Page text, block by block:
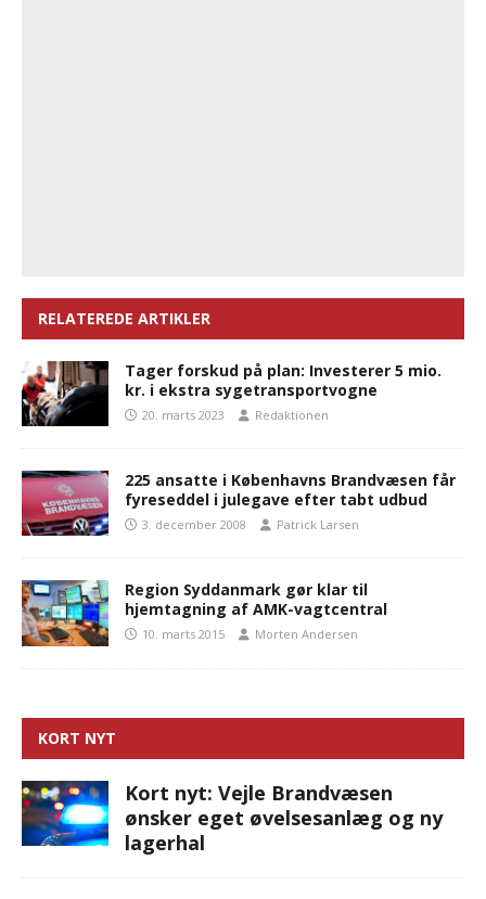
RELATEREDE ARTIKLER
Tager forskud på plan: Investerer 5 mio.
kr. i ekstra sygetransportvogne
20. marts 2023 Redaktionen
225 ansatte i Københavns Brandvæsen får
fyreseddel i julegave efter tabt udbud
3. december 2008 Patrick Larsen
Region Syddanmark gør klar til
hjemtagning af AMK-vagtcentral
10. marts 2015 Morten Andersen
KORT NYT
Kort nyt: Vejle Brandvæsen
ønsker eget øvelsesanlæg og ny
lagerhal